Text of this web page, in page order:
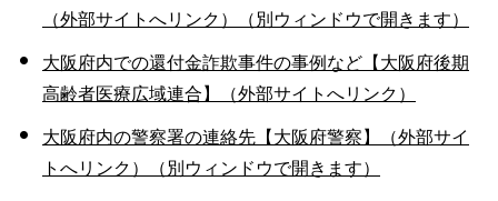
（外部サイトへリンク）（別ウィンドウで開きます）
大阪府内での還付金詐欺事件の事例など【大阪府後期
高齢者医療広域連合】（外部サイトへリンク）
大阪府内の警察署の連絡先【大阪府警察】（外部サイ
トへリンク）（別ウィンドウで開きます）